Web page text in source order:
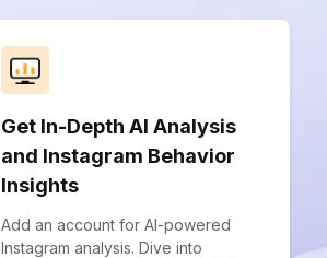
Get In-Depth AI Analysis
and Instagram Behavior
Insights
Add an account for AI-powered
Instagram analysis. Dive into